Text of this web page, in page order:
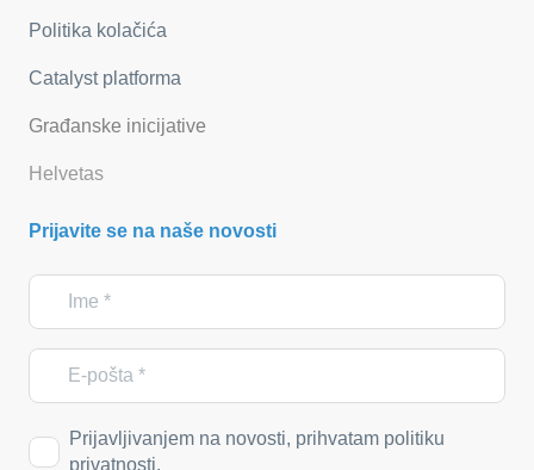
Politika kolačića
Catalyst platforma
Građanske inicijative
Helvetas
Prijavite se na naše novosti
Prijavljivanjem na novosti, prihvatam politiku
privatnosti.